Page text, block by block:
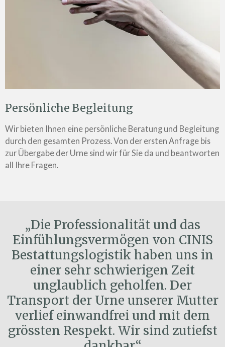
Persönliche Begleitung
Wir bieten Ihnen eine persönliche Beratung und Begleitung
durch den gesamten Prozess. Von der ersten Anfrage bis
zur Übergabe der Urne sind wir für Sie da und beantworten
all Ihre Fragen.
„Die Professionalität und das
Einfühlungsvermögen von CINIS
Bestattungslogistik haben uns in
einer sehr schwierigen Zeit
unglaublich geholfen. Der
Transport der Urne unserer Mutter
verlief einwandfrei und mit dem
grössten Respekt. Wir sind zutiefst